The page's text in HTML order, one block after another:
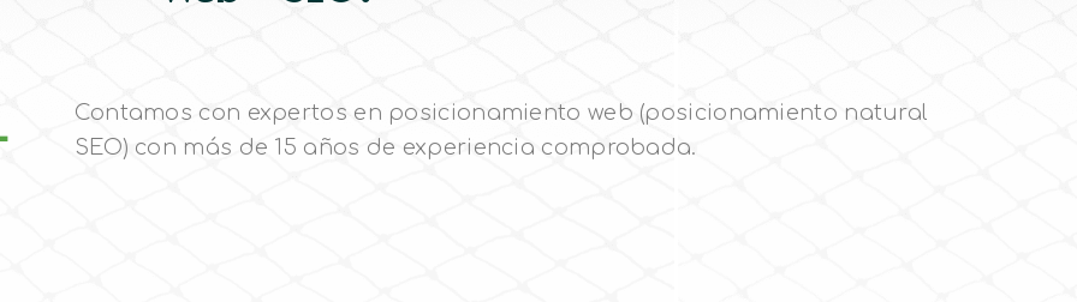
Contamos con expertos en posicionamiento web (posicionamiento natural
SEO) con más de 15 años de experiencia comprobada.